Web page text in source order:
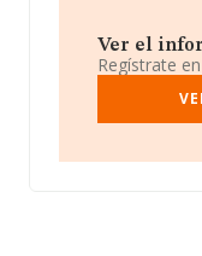
Ver el
Regístrate